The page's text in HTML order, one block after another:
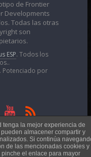
de Frontier
Developments
Todas las otras
son
ESP. Todos los
. Potenciado por
Creative Commons
tenga la mejor experiencia de
almacener compartir y
Si continúa
de las mencionadas cookies y
pinche el enlace para mayor